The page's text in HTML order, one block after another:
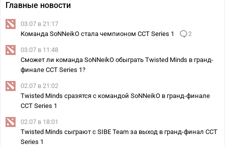
Главные новости
03.07 в 21:17
Команда SoNNeikO стала чемпионом CCT Series 1
2
03.07 в 11:48
Сможет ли команда SoNNeikO обыграть Twisted Minds в гранд-
финале CCT Series 1?
02.07 в 21:02
Twisted Minds сразятся с командой SoNNeikO в гранд-финале
CCT Series 1
02.07 в 18:01
Twisted Minds сыграют с SIBE Team за выход в гранд-финал CCT
Series 1